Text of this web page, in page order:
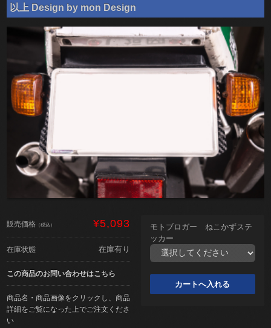
以上 Design by mon Design
販売価格 （税込） ¥5,093
在庫状態 在庫有り
この商品のお問い合わせはこちら
商品名・商品画像をクリックし、商品
詳細をご覧になった上でご注文くださ
い
モトブロガー ねこかずステ
ッカー